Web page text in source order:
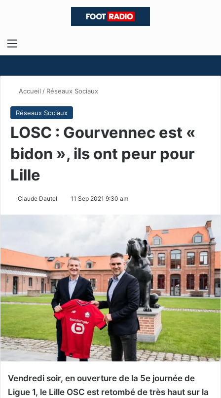
Menu
Accueil / Réseaux Sociaux
Réseaux Sociaux
LOSC : Gourvennec est «
bidon », ils ont peur pour
Lille
Claude Dautel 11 Sep 2021 9:30 am
Vendredi soir, en ouverture de la 5e journée de
Ligue 1, le Lille OSC est retombé de très haut sur la